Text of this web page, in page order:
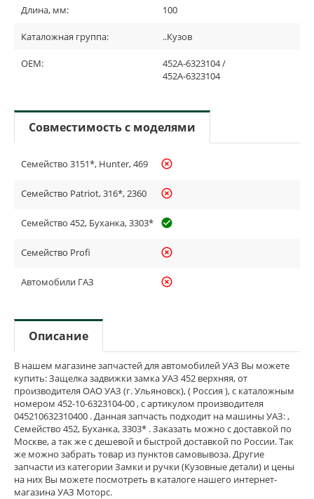
Длина, мм: 100
Каталожная группа: ..Кузов
OEM:
452A-6323104 /
452А-6323104
Совместимость с моделями
Семейство 3151*, Hunter, 469 highlight_off
Семейство Patriot, 316*, 2360 highlight_off
Семейство 452, Буханка, 3303* check_circle_outline
Семейство Profi highlight_off
Автомобили ГАЗ highlight_off
Описание
В нашем магазине запчастей для автомобилей УАЗ Вы можете
купить: Защелка задвижки замка УАЗ 452 верхняя, от
производителя ОАО УАЗ (г. Ульяновск), ( Россия ), с каталожным
номером 452-10-6323104-00 , с артикулом производителя
045210632310400 . Данная запчасть подходит на машины УАЗ: ,
Семейство 452, Буханка, 3303* . Заказать можно с доставкой по
Москве, а так же с дешевой и быстрой доставкой по России. Так
же можно забрать товар из пунктов самовывоза. Другие
запчасти из категории Замки и ручки (Кузовные детали) и цены
на них Вы можете посмотреть в каталоге нашего интернет-
магазина УАЗ Моторс.